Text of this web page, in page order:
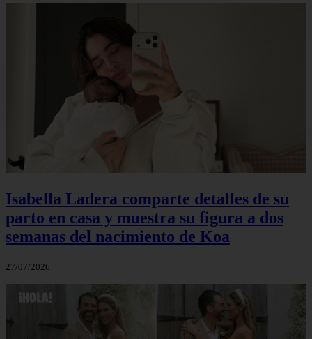
Isabella Ladera comparte detalles de su
parto en casa y muestra su figura a dos
semanas del nacimiento de Koa
27/07/2026